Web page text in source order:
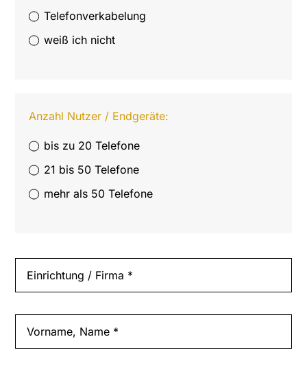
Telefonverkabelung
weiß ich nicht
Anzahl Nutzer / Endgeräte:
bis zu 20 Telefone
21 bis 50 Telefone
mehr als 50 Telefone